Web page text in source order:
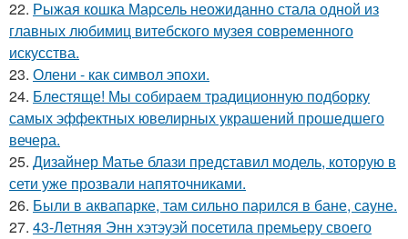
22. Рыжая кошка Марсель неожиданно стала одной из
главных любимиц витебского музея современного
искусства.
23. Олени - как символ эпохи.
24. Блестяще! Мы собираем традиционную подборку
самых эффектных ювелирных украшений прошедшего
вечера.
25. Дизайнер Матье блази представил модель, которую в
сети уже прозвали напяточниками.
26. Были в аквапарке, там сильно парился в бане, сауне.
27. 43-Летняя Энн хэтэуэй посетила премьеру своего